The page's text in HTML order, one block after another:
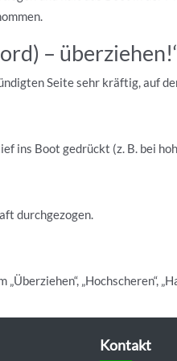
–
Seite sehr kräftig, auf
ins Boot gedrückt (z. B. bei
durchgezogen.
„Hochscheren“,
Kontakt